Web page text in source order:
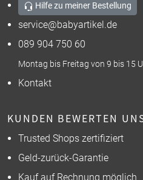
Hilfe zu meiner Bestellung
service@babyartikel.de
089 904 750 60
Montag bis Freitag von 9 bis 15
Kontakt
KUNDEN BEWERTEN
Trusted Shops zertifiziert
Geld-zurück-Garantie
Kauf auf Rechnung möglich